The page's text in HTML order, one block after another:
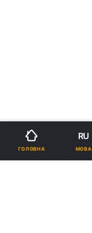
ГОЛОВНА
RU
МОВА